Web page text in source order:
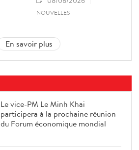
NOUVELLES
En savoir plus
Le vice-PM Le Minh Khai
participera à la prochaine réunion
du Forum économique mondial